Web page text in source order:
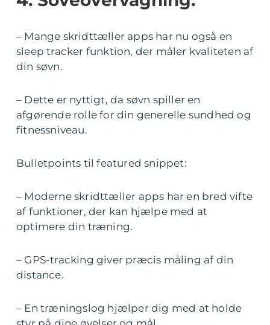
– Mange skridttæller apps har nu også en
sleep tracker funktion, der måler kvaliteten af
din søvn.
– Dette er nyttigt, da søvn spiller en
afgørende rolle for din generelle sundhed og
fitnessniveau.
Bulletpoints til featured snippet:
– Moderne skridttæller apps har en bred vifte
af funktioner, der kan hjælpe med at
optimere din træning.
– GPS-tracking giver præcis måling af din
distance.
– En træningslog hjælper dig med at holde